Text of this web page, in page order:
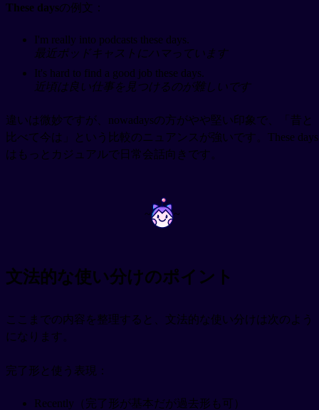
These daysの例文：
I'm really into podcasts these days.
最近ポッドキャストにハマっています
It's hard to find a good job these days.
近頃は良い仕事を見つけるのが難しいです
違いは微妙ですが、nowadaysの方がやや堅い印象で、「昔と
比べて今は」という比較のニュアンスが強いです。These days
はもっとカジュアルで日常会話向きです。
~ ~
文法的な使い分けのポイント
ここまでの内容を整理すると、文法的な使い分けは次のよう
になります。
完了形と使う表現：
Recently（完了形が基本だが過去形も可）